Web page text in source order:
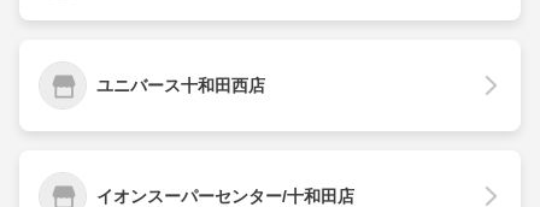
ユニバース十和田西店
イオンスーパーセンター/十和田店